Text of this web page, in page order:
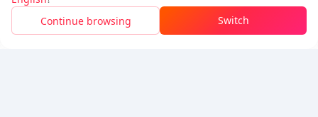
Continue browsing
Switch
5% OFF5% OFF